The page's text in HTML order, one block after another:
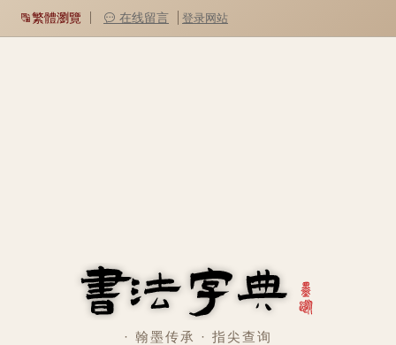
繁體瀏覽 在线留言 登录网站
· 翰墨传承 · 指尖查询